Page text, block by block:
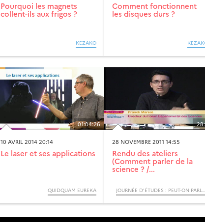
Pourquoi les magnets
collent-ils aux frigos ?
KEZAKO
Comment fonctionnent
les disques durs ?
01:04:26
10 AVRIL 2014 20:14
Le laser et ses applications
QUIDQUAM EUREKA
28 NOVEMBRE 2011 14:55
Rendu des ateliers
(Comment parler de la
science ? /...
JOURNÉE D’ÉTUDES : PEUT-ON PARLER DE CULTURE SCIENTIFIQUE ?